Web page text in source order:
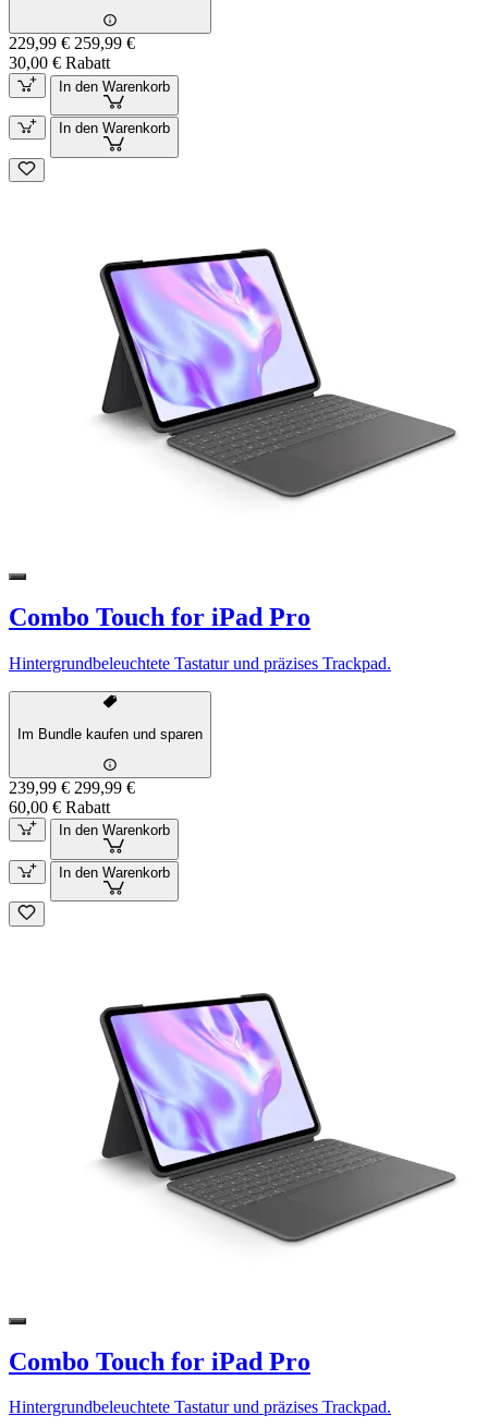
229,99 € 259,99 €
30,00 € Rabatt
In den Warenkorb
In den Warenkorb
Combo Touch for iPad Pro
Hintergrundbeleuchtete Tastatur und präzises Trackpad.
Im Bundle kaufen und sparen
239,99 € 299,99 €
60,00 € Rabatt
In den Warenkorb
In den Warenkorb
Combo Touch for iPad Pro
Hintergrundbeleuchtete Tastatur und präzises Trackpad.